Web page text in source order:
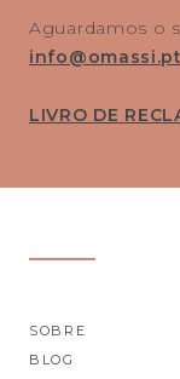
Aguardamos o
info@omassi.pt
LIVRO DE
SOBRE
BLOG